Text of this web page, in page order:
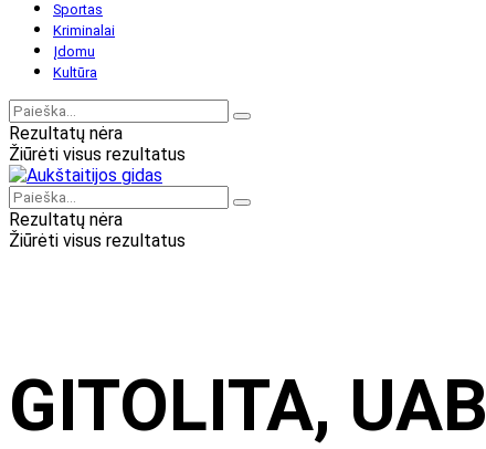
Sportas
Kriminalai
Įdomu
Kultūra
Rezultatų nėra
Žiūrėti visus rezultatus
Rezultatų nėra
Žiūrėti visus rezultatus
GITOLITA, UAB